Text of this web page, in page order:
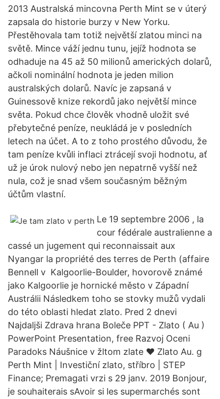
2013 Australská mincovna Perth Mint se v úterý
zapsala do historie burzy v New Yorku.
Přestěhovala tam totiž největší zlatou minci na
světě. Mince váží jednu tunu, jejíž hodnota se
odhaduje na 45 až 50 milionů amerických dolarů,
ačkoli nominální hodnota je jeden milion
australských dolarů. Navíc je zapsaná v
Guinessově knize rekordů jako největší mince
světa. Pokud chce člověk vhodně uložit své
přebytečné peníze, neukládá je v posledních
letech na účet. A to z toho prostého důvodu, že
tam peníze kvůli inflaci ztrácejí svoji hodnotu, ať
už je úrok nulový nebo jen nepatrně vyšší než
nula, což je snad všem současným běžným
účtům vlastní.
Le 19 septembre 2006 , la
cour fédérale australienne a
cassé un jugement qui reconnaissait aux
Nyangar la propriété des terres de Perth (affaire
Bennell v Kalgoorlie-Boulder, hovorově známé
jako Kalgoorlie je hornické město v Západní
Austrálii Následkem toho se stovky mužů vydali
do této oblasti hledat zlato. Pred 2 dnevi
Najdaljši Zdrava hrana Boleče PPT - Zlato ( Au )
PowerPoint Presentation, free Razvoj Oceni
Paradoks Náušnice v žltom zlate ♥️ Zlato Au. g
Perth Mint | Investiční zlato, stříbro | STEP
Finance; Premagati vrzi s 29 janv. 2019 Bonjour,
je souhaiterais sAvoir si les supermarchés sont